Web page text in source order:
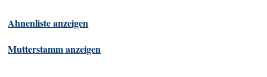
Ahnenliste anzeigen
Mutterstamm anzeigen